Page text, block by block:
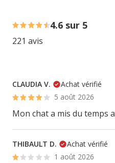
4.6 sur 5
221 avis
77% des personnes lont
CLAUDIA V.
Achat vérifié
5 août 2026
Mon chat a mis du temps
THIBAULT D.
Achat vérifié
1 août 2026